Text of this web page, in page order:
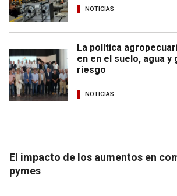
NOTICIAS
La política
en en el suelo, agua y
riesgo
NOTICIAS
El impacto de los aumentos en
pymes